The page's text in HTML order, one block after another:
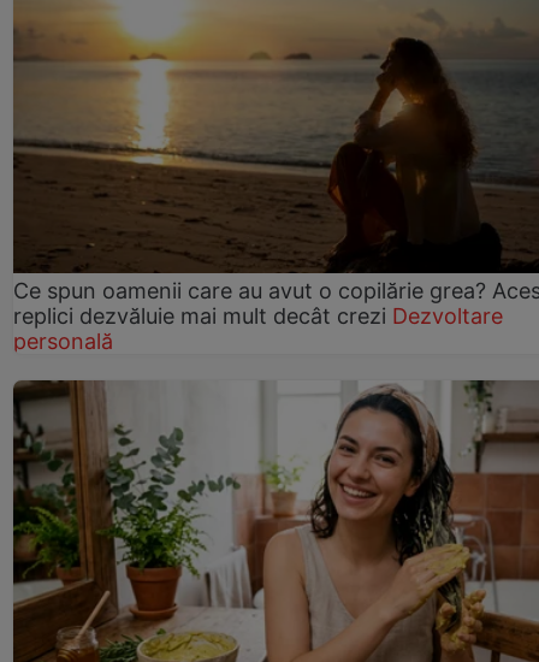
Ce spun oamenii care au avut o copilărie grea?
replici dezvăluie mai mult decât crezi Dezvoltare
personală